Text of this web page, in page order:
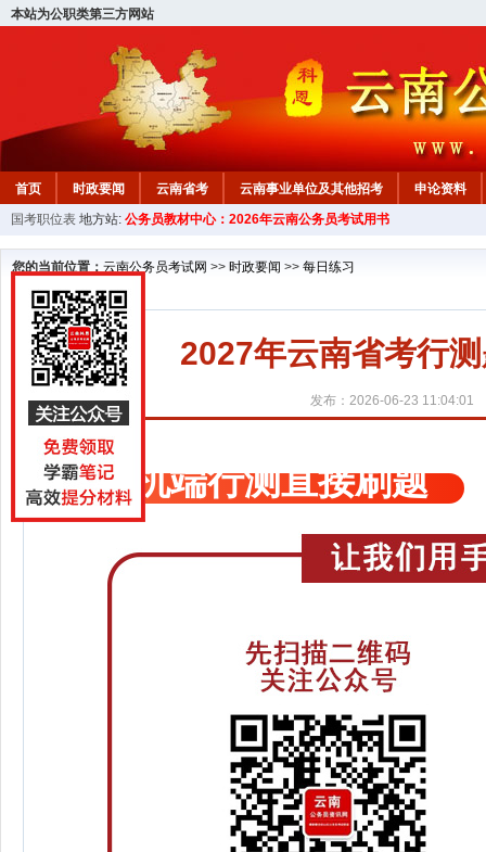
本站为公职类第三方网站
首页 时政要闻 云南省考 云南事业单位及其他招考
申论资料
国考职位表 地方站: 公务员教材中心：2026年云南公务员考试用书
您的当前位置： 云南公务员考试网 >> 时政要闻 >> 每日练习
2027年云南省考行
发布：2026-06-23 11:04:01
手机端行测直接刷题